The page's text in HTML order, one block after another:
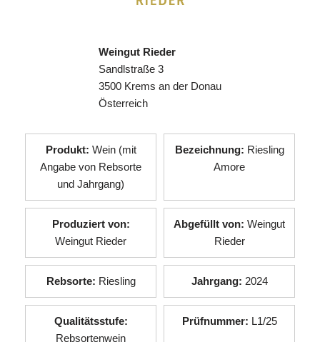
Weingut Rieder
Sandlstraße 3
3500 Krems an der Donau
Österreich
Produkt: Wein (mit
Angabe von Rebsorte
und Jahrgang)
Bezeichnung: Riesling
Amore
Produziert von:
Weingut Rieder
Abgefüllt von: Weingut
Rieder
Rebsorte: Riesling Jahrgang: 2024
Qualitätsstufe:
Rebsortenwein
Prüfnummer: L1/25